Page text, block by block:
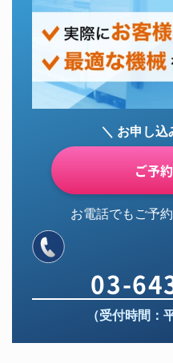
＼ お申し込
ご予
お電話でもご予
03-
（受付時間：